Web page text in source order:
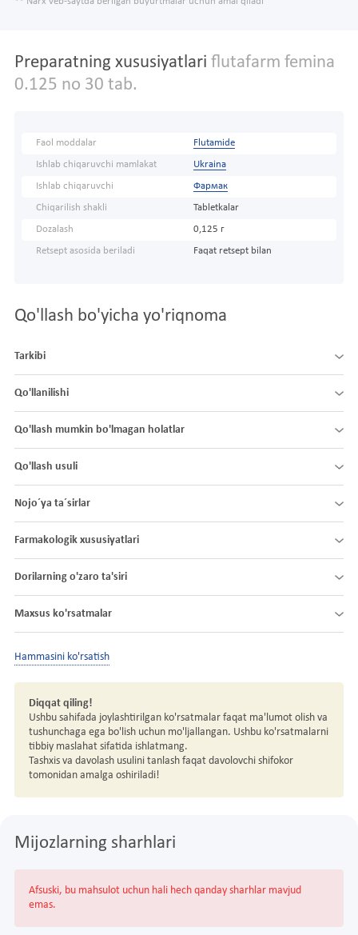
Preparatning xususiyatlari flutafarm femina
0.125 no 30 tab.
Faol moddalar Flutamide
Ishlab chiqaruvchi mamlakat Ukraina
Ishlab chiqaruvchi Фармак
Chiqarilish shakli Tabletkalar
Dozalash 0,125 г
Retsept asosida beriladi Faqat retsept bilan
Qo'llash bo'yicha yo'riqnoma
Tarkibi
Qo'llanilishi
Qo'llash mumkin bo'lmagan holatlar
Qo'llash usuli
Nojo´ya ta´sirlar
Farmakologik xususiyatlari
Dorilarning o'zaro ta'siri
Maxsus ko'rsatmalar
Hammasini ko'rsatish
Diqqat qiling!
Ushbu sahifada joylashtirilgan ko'rsatmalar faqat ma'lumot olish va
tushunchaga ega bo'lish uchun mo'ljallangan. Ushbu ko'rsatmalarni
tibbiy maslahat sifatida ishlatmang.
Tashxis va davolash usulini tanlash faqat davolovchi shifokor
tomonidan amalga oshiriladi!
Mijozlarning sharhlari
Afsuski, bu mahsulot uchun hali hech qanday sharhlar mavjud
emas.